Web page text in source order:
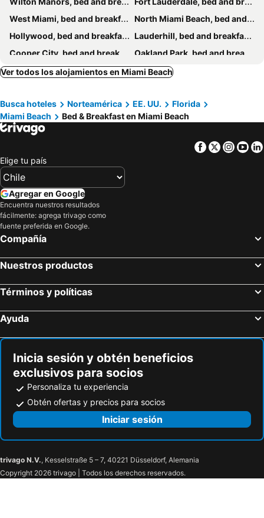
West Miami, bed and breakfasts
North Miami Beach, bed and breakfasts
Hollywood, bed and breakfasts
Lauderhill, bed and breakfasts
Cooper City, bed and breakfasts
Oakland Park, bed and breakfasts
Homestead, bed and breakfasts
Opa-locka, bed and breakfasts
Miramar, bed and breakfasts
Hallandale Beach, bed and breakfasts
Miami Springs, bed and breakfasts
Ver todos los alojamientos en Miami Beach
Busca hoteles Norteamérica EE. UU.
Florida
Miami Beach
Bed & Breakfast en Miami Beach
Facebook
Twitter
Elige tu país
Agregar en Google
Encuentra nuestros resultados
fácilmente: agrega trivago como
fuente preferida en Google.
Compañía
Nuestros productos
Términos y políticas
Ayuda
Inicia sesión y obtén beneficios
exclusivos para socios
Personaliza tu experiencia
Obtén ofertas y precios para socios
Iniciar sesión
trivago N.V., Kesselstraße 5 – 7, 40221 Düsseldorf, Alemania
Copyright 2026 trivago | Todos los derechos reservados.